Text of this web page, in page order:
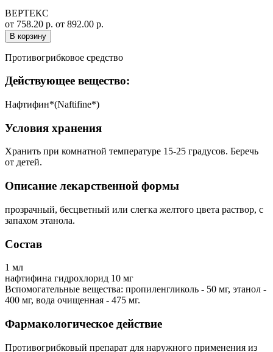
ВЕРТЕКС
от 758.20 р. от 892.00 р.
В корзину
Противогрибковое средство
Действующее вещество:
Нафтифин*(Naftifine*)
Условия хранения
Хранить при комнатной температуре 15-25 градусов. Беречь
от детей.
Описание лекарственной формы
прозрачный, бесцветный или слегка желтого цвета раствор, с
запахом этанола.
Состав
1 мл
нафтифина гидрохлорид 10 мг
Вспомогательные вещества: пропиленгликоль - 50 мг, этанол -
400 мг, вода очищенная - 475 мг.
Фармакологическое действие
Противогрибковый препарат для наружного применения из